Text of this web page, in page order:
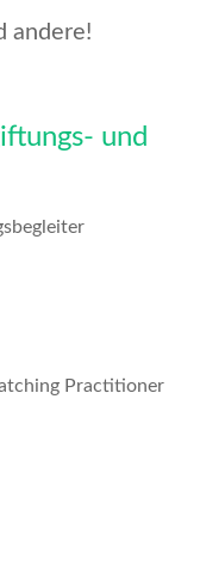
andere!
und
Practitioner